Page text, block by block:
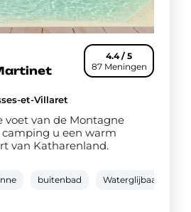
4.4 / 5
87 Meningen
et-Villaret
voet van de Montagne
camping u een warm
van Katharenland.
buitenbad Waterglijbaan